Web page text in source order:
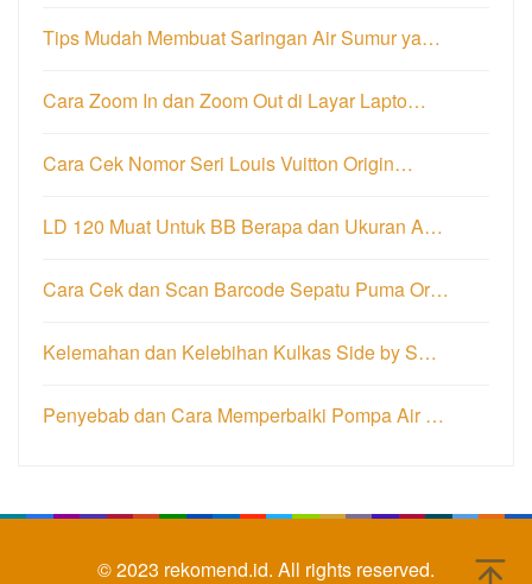
Tips Mudah Membuat Saringan Air Sumur ya…
Cara Zoom In dan Zoom Out di Layar Lapto…
Cara Cek Nomor Seri Louis Vuitton Origin…
LD 120 Muat Untuk BB Berapa dan Ukuran A…
Cara Cek dan Scan Barcode Sepatu Puma Or…
Kelemahan dan Kelebihan Kulkas Side by S…
Penyebab dan Cara Memperbaiki Pompa Air …
© 2023 rekomend.id. All rights reserved.